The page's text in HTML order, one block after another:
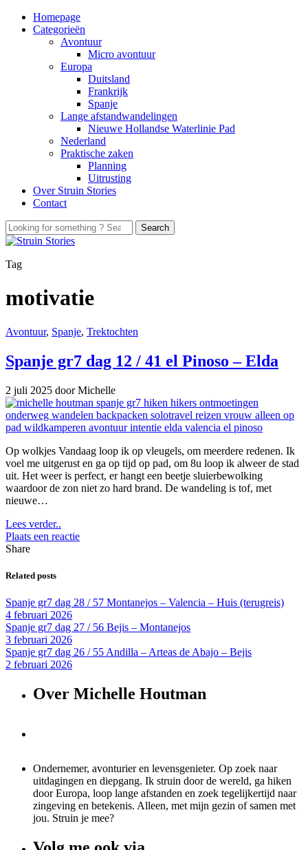
Homepage
Categorieën
Avontuur
Micro avontuur
Europa
Duitsland
Frankrijk
Spanje
Lange afstandwandelingen
Nieuwe Hollandse Waterlinie Pad
Nederland
Praktische zaken
Planning
Uitrusting
Over Struin Stories
Contact
Tag
motivatie
Avontuur, Spanje, Trektochten
Spanje gr7 dag 12 / 41 el Pinoso – Elda
2 juli 2025 door Michelle
Op wolkjes Vandaag loop ik op vleugels, om meerdere redenen. Ik
voel me uitgerust en ga op tijd op pad, om 8u loop ik alweer de stad
uit. Het weer is perfect, er hangt een beetje sluierbewolking
waardoor de zon niet zo hard brand. De wandeling is tof, met
nieuwe…
Lees verder..
Plaats een reactie
Share
Related posts
Spanje gr7 dag 28 / 57 Montanejos – Valencia – Huis (terugreis)
4 februari 2026
Spanje gr7 dag 27 / 56 Bejis – Montanejos
3 februari 2026
Spanje gr7 dag 26 / 55 Andilla – Arteas de Abajo – Bejis
2 februari 2026
Over Michelle Houtman
Ondernemer, avonturier en levensgenieter. Op zoek naar
uitdagingen en diepgang. Ik struin door de wereld, ga hiken
door Europa, loop lange afstanden en zoek tegelijkertijd naar
zingeving en betekenis. Alleen, met mijn gezin of samen met
jou. Struin je mee?